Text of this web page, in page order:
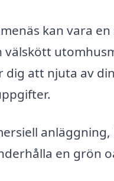
kan vara
att njuta av
anläggning,
en grön